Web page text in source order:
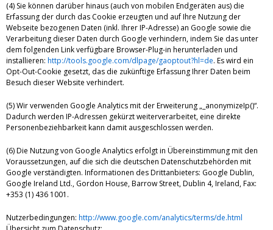
(4) Sie können darüber hinaus (auch von mobilen Endgeräten aus) die
Erfassung der durch das Cookie erzeugten und auf Ihre Nutzung der
Webseite bezogenen Daten (inkl. Ihrer IP-Adresse) an Google sowie die
Verarbeitung dieser Daten durch Google verhindern, indem Sie das unter
dem folgenden Link verfügbare Browser-Plug-in herunterladen und
installieren: http://tools.google.com/dlpage/gaoptout?hl=de. Es wird ein
Opt-Out-Cookie gesetzt, das die zukünftige Erfassung Ihrer Daten beim
Besuch dieser Website verhindert.
(5) Wir verwenden Google Analytics mit der Erweiterung „_anonymizeIp()“.
Dadurch werden IP-Adressen gekürzt weiterverarbeitet, eine direkte
Personenbeziehbarkeit kann damit ausgeschlossen werden.
(6) Die Nutzung von Google Analytics erfolgt in Übereinstimmung mit den
Voraussetzungen, auf die sich die deutschen Datenschutzbehörden mit
Google verständigten. Informationen des Drittanbieters: Google Dublin,
Google Ireland Ltd., Gordon House, Barrow Street, Dublin 4, Ireland, Fax:
+353 (1) 436 1001.
Nutzerbedingungen: http://www.google.com/analytics/terms/de.html